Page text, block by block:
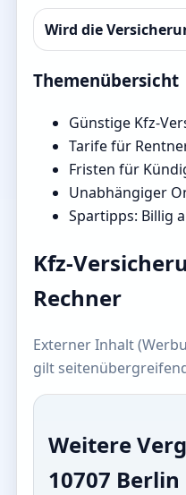
Wird die
Themenübersicht
Günstige Kfz-
Tarife für
Fristen für
Unabhängiger
Spartipps: Billig
Kfz-
Rechner
Externer Inhalt
gilt
Weitere
10707 Berlin